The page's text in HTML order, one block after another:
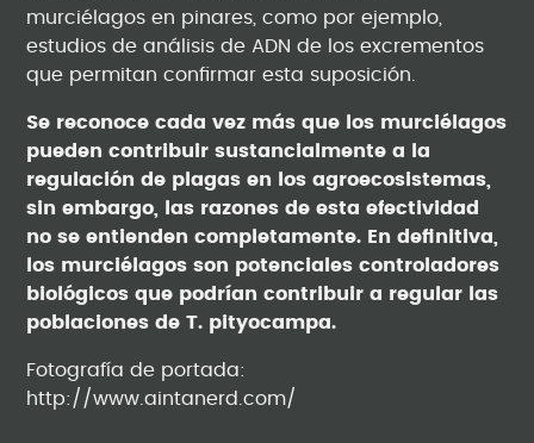
murciélagos en pinares, como por ejemplo,
estudios de análisis de ADN de los excrementos
que permitan confirmar esta suposición.
Se reconoce cada vez más que los murciélagos
pueden contribuir sustancialmente a la
regulación de plagas en los agroecosistemas,
sin embargo, las razones de esta efectividad
no se entienden completamente. En definitiva,
los murciélagos son potenciales controladores
biológicos que podrían contribuir a regular las
poblaciones de T. pityocampa.
Fotografía de portada:
http://www.aintanerd.com/